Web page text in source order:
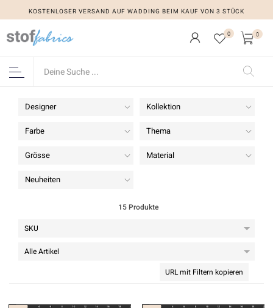
KOSTENLOSER VERSAND AUF WADDING BEIM KAUF VON 3 STÜCK
KOSTENLOSER VERSAND AUF WADDING BEIM KAUF VON 3 STÜCK
0 0
Designer Kollektion
Farbe Thema
Grösse Material
Neuheiten
15 Produkte
URL mit Filtern kopieren